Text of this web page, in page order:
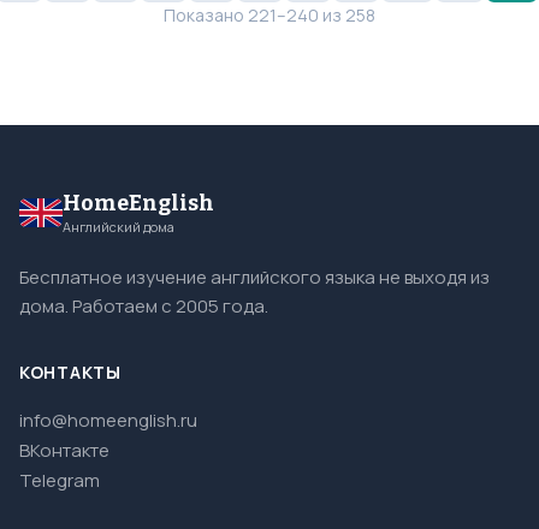
Показано 221–240 из 258
HomeEnglish
Английский дома
Бесплатное изучение английского языка не выходя из
дома. Работаем с 2005 года.
КОНТАКТЫ
info@homeenglish.ru
ВКонтакте
Telegram